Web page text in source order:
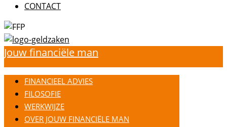
CONTACT
Jouw financiële man
FINANCIEEL ADVIES
FILOSOFIE
WERKWIJZE
OVER JOUW FINANCIËLE MAN